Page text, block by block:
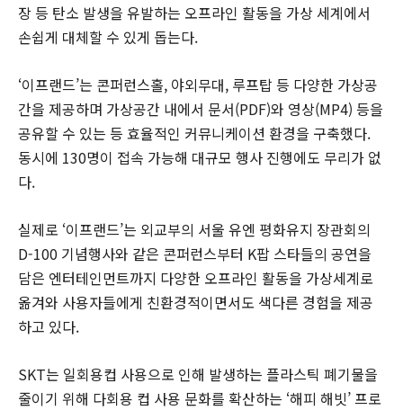
장 등 탄소 발생을 유발하는 오프라인 활동을 가상 세계에서
손쉽게 대체할 수 있게 돕는다.
‘이프랜드’는 콘퍼런스홀, 야외무대, 루프탑 등 다양한 가상공
간을 제공하며 가상공간 내에서 문서(PDF)와 영상(MP4) 등을
공유할 수 있는 등 효율적인 커뮤니케이션 환경을 구축했다.
동시에 130명이 접속 가능해 대규모 행사 진행에도 무리가 없
다.
실제로 ‘이프랜드’는 외교부의 서울 유엔 평화유지 장관회의
D-100 기념행사와 같은 콘퍼런스부터 K팝 스타들의 공연을
담은 엔터테인먼트까지 다양한 오프라인 활동을 가상세계로
옮겨와 사용자들에게 친환경적이면서도 색다른 경험을 제공
하고 있다.
SKT는 일회용컵 사용으로 인해 발생하는 플라스틱 폐기물을
줄이기 위해 다회용 컵 사용 문화를 확산하는 ‘해피 해빗’ 프로